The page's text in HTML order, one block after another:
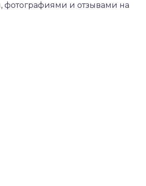
фотографиями и отзывами на